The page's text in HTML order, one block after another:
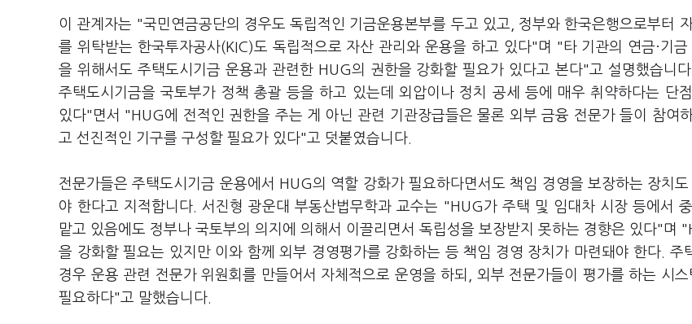
이 관계자는 "국민연금공단의 경우도 독립적인 기금운용본부를 두고 있고, 정부와 한국은행으로부터
를 위탁받는 한국투자공사(KIC)도 독립적으로 자산 관리와 운용을 하고 있다"며 "타 기관의 연금·기금
을 위해서도 주택도시기금 운용과 관련한 HUG의 권한을 강화할 필요가 있다고 본다"고 설명했습니
주택도시기금을 국토부가 정책 총괄 등을 하고 있는데 외압이나 정치 공세 등에 매우 취약하다는 단
있다"면서 "HUG에 전적인 권한을 주는 게 아닌 관련 기관장급들은 물론 외부 금융 전문가 들이 참여하
고 선진적인 기구를 구성할 필요가 있다"고 덧붙였습니다.
전문가들은 주택도시기금 운용에서 HUG의 역할 강화가 필요하다면서도 책임 경영을 보장하는 장치도
야 한다고 지적합니다. 서진형 광운대 부동산법무학과 교수는 "HUG가 주택 및 임대차 시장 등에서
맡고 있음에도 정부나 국토부의 의지에 의해서 이끌리면서 독립성을 보장받지 못하는 경향은 있다"며
을 강화할 필요는 있지만 이와 함께 외부 경영평가를 강화하는 등 책임 경영 장치가 마련돼야 한다. 주
경우 운용 관련 전문가 위원회를 만들어서 자체적으로 운영을 하되, 외부 전문가들이 평가를 하는 시스
필요하다"고 말했습니다.